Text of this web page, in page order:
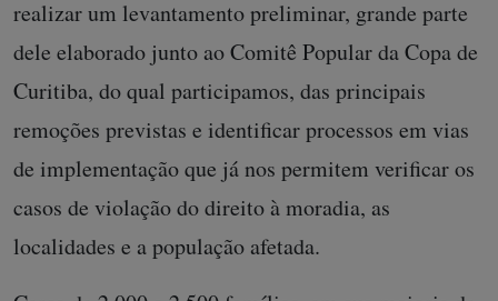
realizar um levantamento preliminar, grande parte
dele elaborado junto ao Comitê Popular da Copa de
Curitiba, do qual participamos, das principais
remoções previstas e identificar processos em vias
de implementação que já nos permitem verificar os
casos de violação do direito à moradia, as
localidades e a população afetada.